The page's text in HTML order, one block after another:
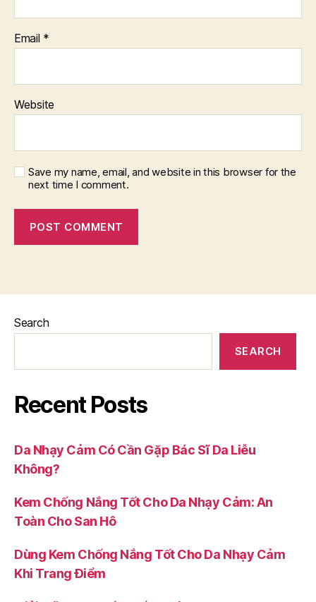
Email *
Website
Save my name, email, and website in this browser for the
next time I comment.
Search
SEARCH
Recent Posts
Da Nhạy Cảm Có Cần Gặp Bác Sĩ Da Liễu
Không?
Kem Chống Nắng Tốt Cho Da Nhạy Cảm: An
Toàn Cho San Hô
Dùng Kem Chống Nắng Tốt Cho Da Nhạy Cảm
Khi Trang Điểm